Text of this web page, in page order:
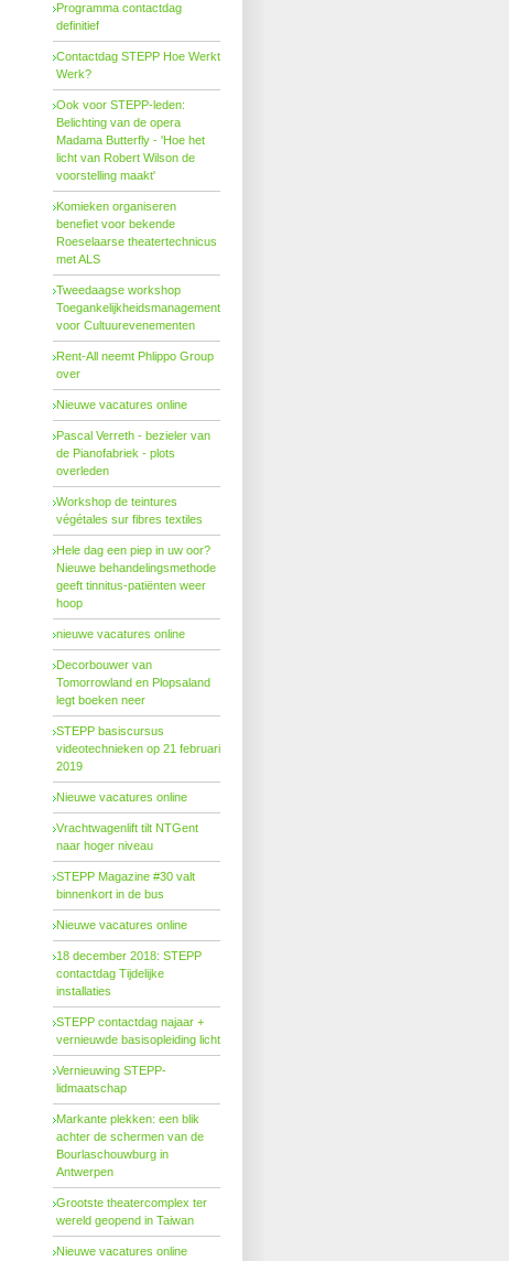
Programma contactdag
definitief
Contactdag STEPP Hoe Werkt
Werk?
Ook voor STEPP-leden:
Belichting van de opera
Madama Butterfly - 'Hoe het
licht van Robert Wilson de
voorstelling maakt'
Komieken organiseren
benefiet voor bekende
Roeselaarse theatertechnicus
met ALS
Tweedaagse workshop
Toegankelijkheidsmanagement
voor Cultuurevenementen
Rent-All neemt Phlippo Group
over
Nieuwe vacatures online
Pascal Verreth - bezieler van
de Pianofabriek - plots
overleden
Workshop de teintures
végétales sur fibres textiles
Hele dag een piep in uw oor?
Nieuwe behandelings­methode
geeft tinnitus-patiënten weer
hoop
nieuwe vacatures online
Decorbouwer van
Tomorrowland en Plopsaland
legt boeken neer
STEPP basiscursus
videotechnieken op 21 februari
2019
Nieuwe vacatures online
Vrachtwagenlift tilt NTGent
naar hoger niveau
STEPP Magazine #30 valt
binnenkort in de bus
Nieuwe vacatures online
18 december 2018: STEPP
contactdag Tijdelijke
installaties
STEPP contactdag najaar +
vernieuwde basisopleiding licht
Vernieuwing STEPP-
lidmaatschap
Markante plekken: een blik
achter de schermen van de
Bourlaschouwburg in
Antwerpen
Grootste theatercomplex ter
wereld geopend in Taiwan
Nieuwe vacatures online